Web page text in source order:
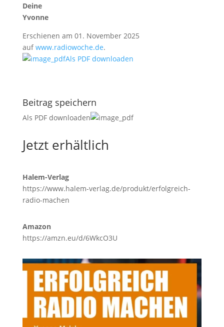
Deine
Yvonne
Erschienen am 01. November 2025
aufwww.radiowoche.de.
Als PDF downloaden
Beitrag speichern
Als PDF downloaden
Jetzt erhältlich
Halem-Verlag
https://www.halem-verlag.de/produkt/erfolgreich-
radio-machen
Amazon
https://amzn.eu/d/6WkcO3U